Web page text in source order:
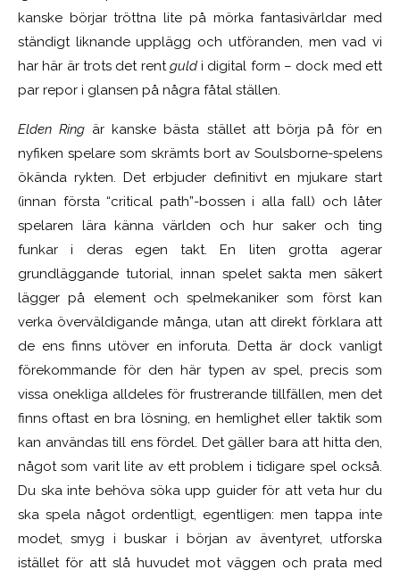
kanske börjar tröttna lite på mörka fantasivärldar med
ständigt liknande upplägg och utföranden, men vad vi
har här är trots det rentguldi digital form – dock med ett
par repor i glansen på några fåtal ställen.
Elden Ring är kanske bästa stället att börja på för en
nyfiken spelare som skrämts bort av Soulsborne-spelens
ökända rykten. Det erbjuder definitivt en mjukare start
(innan första “critical path”-bossen i alla fall) och låter
spelaren lära känna världen och hur saker och ting
funkar i deras egen takt. En liten grotta agerar
grundläggande tutorial, innan spelet sakta men säkert
lägger på element och spelmekaniker som först kan
verka överväldigande många, utan att direkt förklara att
de ens finns utöver en inforuta. Detta är dock vanligt
förekommande för den här typen av spel, precis som
vissa onekliga alldeles för frustrerande tillfällen, men det
finns oftast en bra lösning, en hemlighet eller taktik som
kan användas till ens fördel. Det gäller bara att hitta den,
något som varit lite av ett problem i tidigare spel också.
Du ska inte behöva söka upp guider för att veta hur du
ska spela något ordentligt, egentligen: men tappa inte
modet, smyg i buskar i början av äventyret, utforska
istället för att slå huvudet mot väggen och prata med